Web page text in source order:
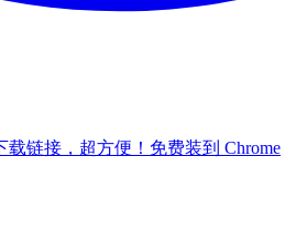
链接，超方便！ 免费装到 Chrome